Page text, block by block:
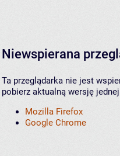
Niewspierana
Ta przeglądarka nie jest
pobierz aktualną wersję
Mozilla Firefox
Google Chrome